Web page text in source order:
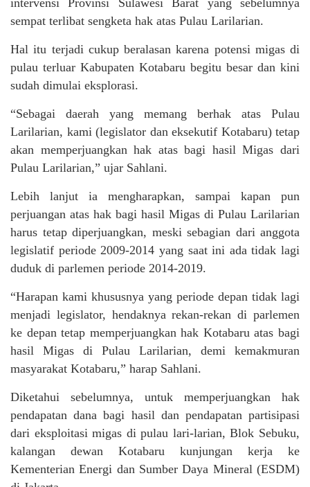
intervensi Provinsi Sulawesi Barat yang sebelumnya
sempat terlibat sengketa hak atas Pulau Larilarian.
Hal itu terjadi cukup beralasan karena potensi migas di
pulau terluar Kabupaten Kotabaru begitu besar dan kini
sudah dimulai eksplorasi.
“Sebagai daerah yang memang berhak atas Pulau
Larilarian, kami (legislator dan eksekutif Kotabaru) tetap
akan memperjuangkan hak atas bagi hasil Migas dari
Pulau Larilarian,” ujar Sahlani.
Lebih lanjut ia mengharapkan, sampai kapan pun
perjuangan atas hak bagi hasil Migas di Pulau Larilarian
harus tetap diperjuangkan, meski sebagian dari anggota
legislatif periode 2009-2014 yang saat ini ada tidak lagi
duduk di parlemen periode 2014-2019.
“Harapan kami khususnya yang periode depan tidak lagi
menjadi legislator, hendaknya rekan-rekan di parlemen
ke depan tetap memperjuangkan hak Kotabaru atas bagi
hasil Migas di Pulau Larilarian, demi kemakmuran
masyarakat Kotabaru,” harap Sahlani.
Diketahui sebelumnya, untuk memperjuangkan hak
pendapatan dana bagi hasil dan pendapatan partisipasi
dari eksploitasi migas di pulau lari-larian, Blok Sebuku,
kalangan dewan Kotabaru kunjungan kerja ke
Kementerian Energi dan Sumber Daya Mineral (ESDM)